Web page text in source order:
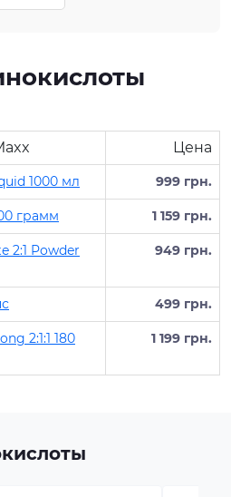
Цена
1000 мл 999 грн.
грамм 1 159 грн.
2:1 Powder
949 грн.
499 грн.
2:1:1 180
1 199 грн.